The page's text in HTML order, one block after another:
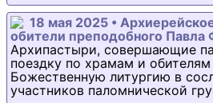
18 мая 2025 •
обители преподобного Павла
Архипастыри, совершающие
поездку по храмам и
Божественную литургию в
участников паломнической